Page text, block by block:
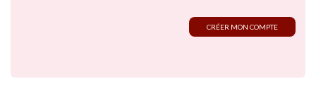
CRÉER MON COMPTE